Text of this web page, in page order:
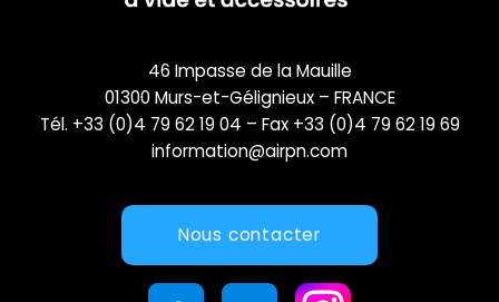
46 Impasse de la Mauille
01300 Murs-et-Gélignieux – FRANCE
Tél. +33 (0)4 79 62 19 04 – Fax +33 (0)4 79 62 19 69
information@airpn.com
Nous contacter